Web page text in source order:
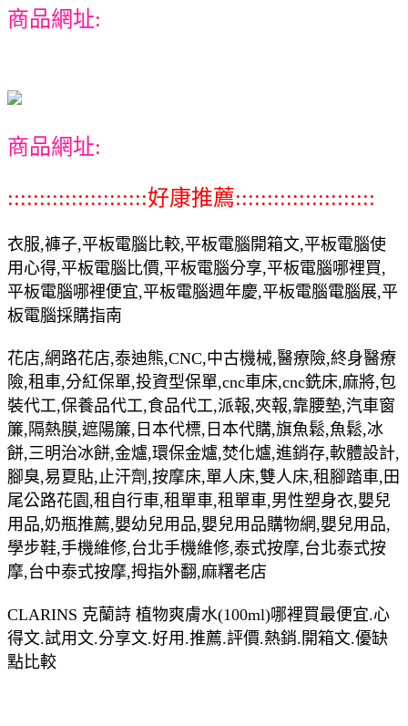
商品網址:
商品網址:
::::::::::::::::::::::好康推薦::::::::::::::::::::::
衣服,褲子,平板電腦比較,平板電腦開箱文,平板電腦使
用心得,平板電腦比價,平板電腦分享,平板電腦哪裡買,
平板電腦哪裡便宜,平板電腦週年慶,平板電腦電腦展,平
板電腦採購指南
花店,網路花店,泰迪熊,CNC,中古機械,醫療險,終身醫療
險,租車,分紅保單,投資型保單,cnc車床,cnc銑床,麻將,包
裝代工,保養品代工,食品代工,派報,夾報,靠腰墊,汽車窗
簾,隔熱膜,遮陽簾,日本代標,日本代購,旗魚鬆,魚鬆,冰
餅,三明治冰餅,金爐,環保金爐,焚化爐,進銷存,軟體設計,
腳臭,易夏貼,止汗劑,按摩床,單人床,雙人床,租腳踏車,田
尾公路花園,租自行車,租單車,租單車,男性塑身衣,嬰兒
用品,奶瓶推薦,嬰幼兒用品,嬰兒用品購物網,嬰兒用品,
學步鞋,手機維修,台北手機維修,泰式按摩,台北泰式按
摩,台中泰式按摩,拇指外翻,麻糬老店
CLARINS 克蘭詩 植物爽膚水(100ml)哪裡買最便宜.心
得文.試用文.分享文.好用.推薦.評價.熱銷.開箱文.優缺
點比較